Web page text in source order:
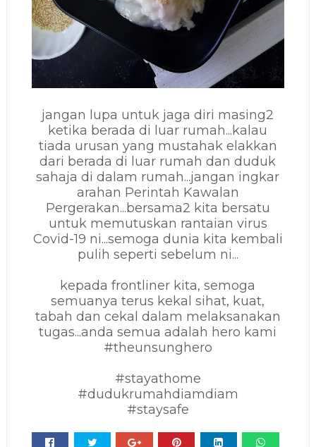
jangan lupa untuk jaga diri masing2
ketika berada di luar rumah...kalau
tiada urusan yang mustahak elakkan
dari berada di luar rumah dan duduk
sahaja di dalam rumah...jangan ingkar
arahan Perintah Kawalan
Pergerakan...bersama2 kita bersatu
untuk memutuskan rantaian virus
Covid-19 ni...semoga dunia kita kembali
pulih seperti sebelum ni...
kepada frontliner kita, semoga
semuanya terus kekal sihat, kuat,
tabah dan cekal dalam melaksanakan
tugas...anda semua adalah hero kami
#theunsunghero
#stayathome
#dudukrumahdiamdiam
#staysafe